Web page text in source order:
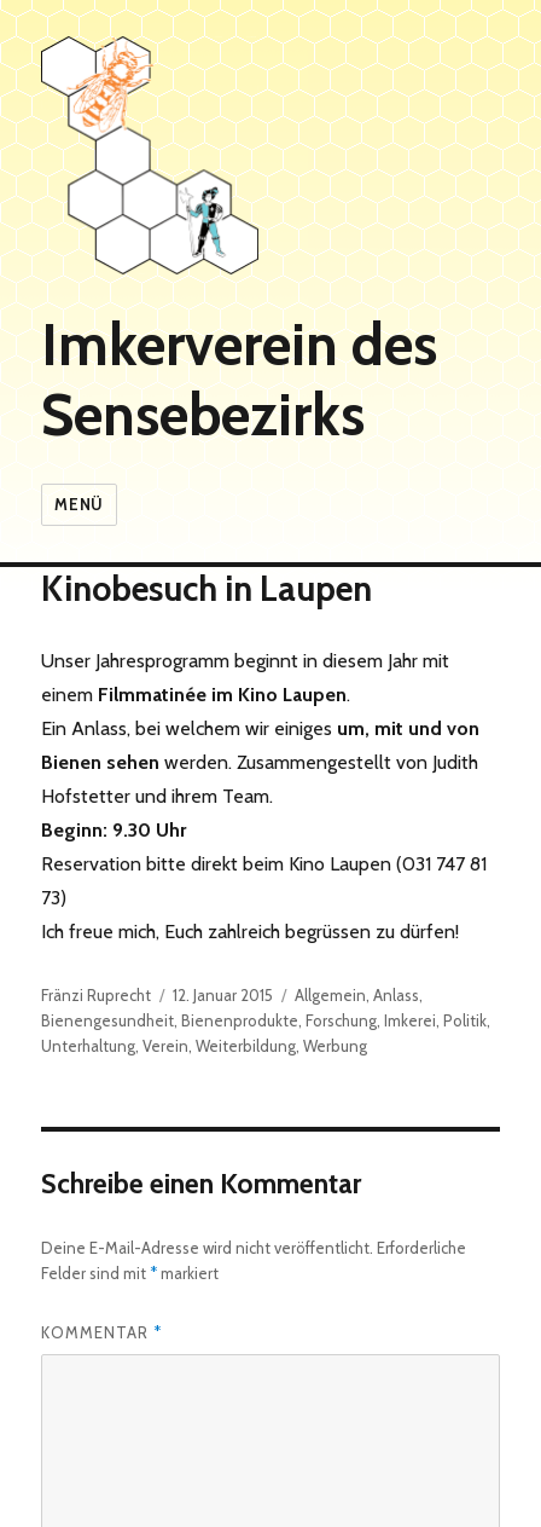
Imkerverein des
Sensebezirks
MENÜ
Kinobesuch in Laupen
Unser Jahresprogramm beginnt in diesem Jahr mit
einem Filmmatinée im Kino Laupen.
Ein Anlass, bei welchem wir einiges um, mit und von
Bienen sehen werden. Zusammengestellt von Judith
Hofstetter und ihrem Team.
Beginn: 9.30 Uhr
Reservation bitte direkt beim Kino Laupen (031 747 81
73)
Ich freue mich, Euch zahlreich begrüssen zu dürfen!
Autor
Fränzi Ruprecht
Veröffentlicht
am
12. Januar 2015 Kategorien
Allgemein ,Anlass
Bienengesundheit ,Bienenprodukte ,Forschung ,Imkerei ,Politik
Unterhaltung ,Verein ,Weiterbildung ,Werbung
Schreibe einen Kommentar
Deine E-Mail-Adresse wird nicht veröffentlicht. Erforderliche
Felder sind mit *markiert
KOMMENTAR *